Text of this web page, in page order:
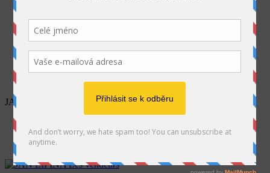
JAN LIPINA Les vendeurs
Jan Lipina
JAN LIPINA Les vendeurs